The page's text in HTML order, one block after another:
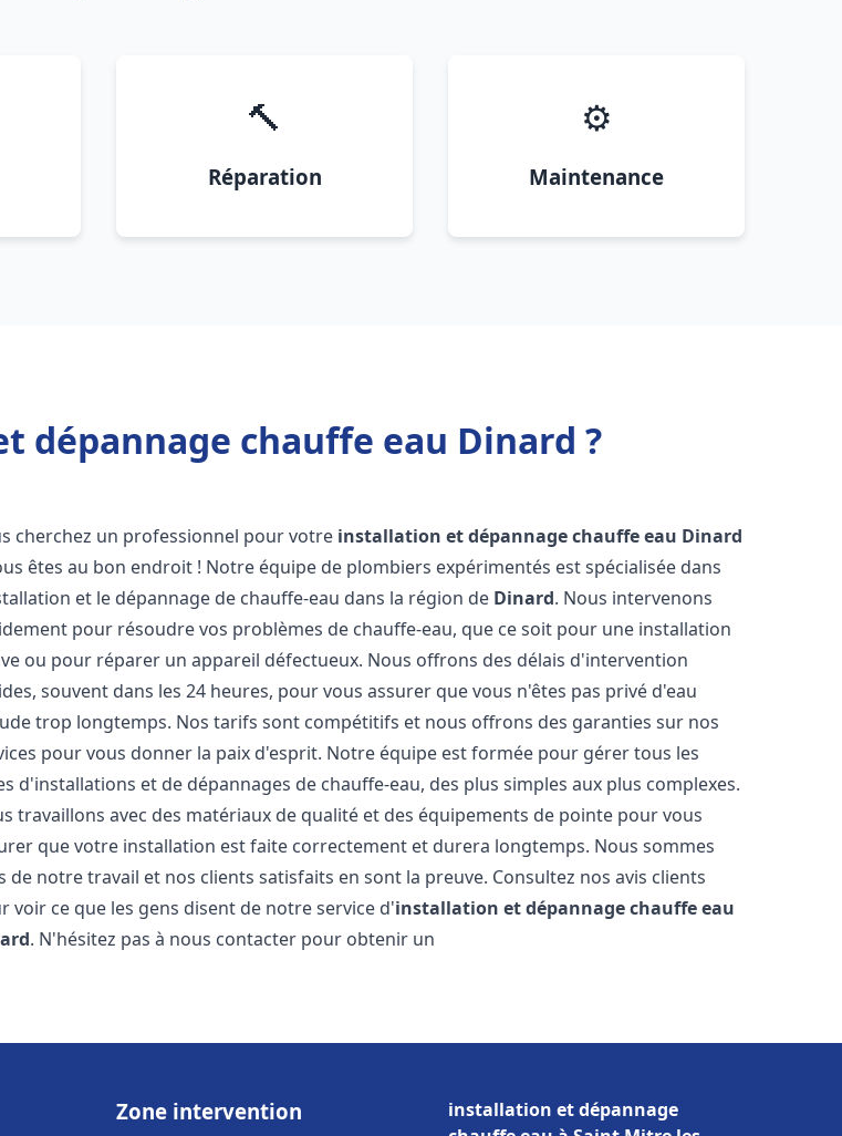
🔨
Réparation
⚙️
Maintenance
dépannage chauffe eau Dinard ?
cherchez un professionnel pour votre installation et dépannage chauffe eau Dinard
êtes au bon endroit ! Notre équipe de plombiers expérimentés est spécialisée dans
et le dépannage de chauffe-eau dans la région de Dinard. Nous intervenons
pour résoudre vos problèmes de chauffe-eau, que ce soit pour une installation
ou pour réparer un appareil défectueux. Nous offrons des délais d'intervention
souvent dans les 24 heures, pour vous assurer que vous n'êtes pas privé d'eau
trop longtemps. Nos tarifs sont compétitifs et nous offrons des garanties sur nos
pour vous donner la paix d'esprit. Notre équipe est formée pour gérer tous les
d'installations et de dépannages de chauffe-eau, des plus simples aux plus complexes.
travaillons avec des matériaux de qualité et des équipements de pointe pour vous
que votre installation est faite correctement et durera longtemps. Nous sommes
de notre travail et nos clients satisfaits en sont la preuve. Consultez nos avis clients
voir ce que les gens disent de notre service d'installation et dépannage chauffe eau
. N'hésitez pas à nous contacter pour obtenir un
Zone intervention
installation et dépannage